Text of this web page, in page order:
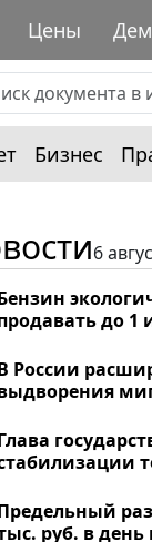
Цены
Бизнес
6
до 1
России
руб. в день